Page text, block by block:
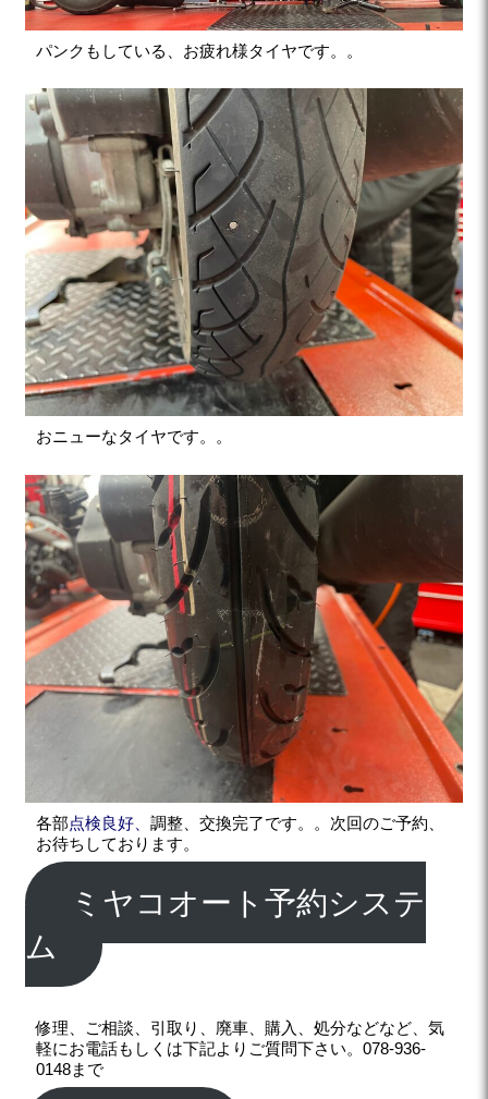
パンクもしている、お疲れ様タイヤです。。
おニューなタイヤです。。
各部点検良好、調整、交換完了です。。次回のご予約、
お待ちしております。
ミヤコオート予約システ
ム
修理、ご相談、引取り、廃車、購入、処分などなど、気
軽にお電話もしくは下記よりご質問下さい。078-936-
0148まで